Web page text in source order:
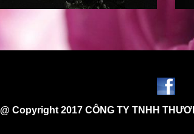
@ Copyright 2017 CÔNG TY TNHH